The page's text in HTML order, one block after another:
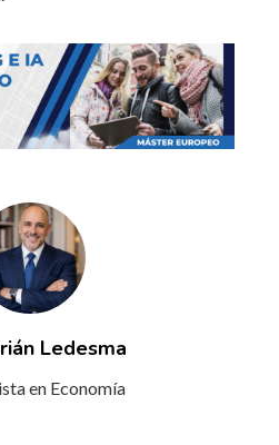
Ledesma
en Economía